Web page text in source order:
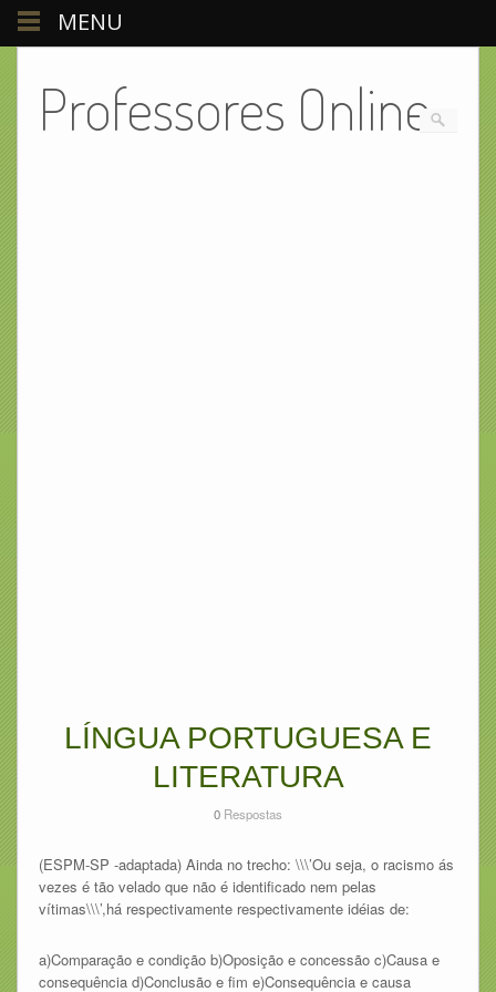
Professores Online
LÍNGUA PORTUGUESA E
LITERATURA
0 Respostas
(ESPM-SP -adaptada) Ainda no trecho: \\\’Ou seja, o racismo ás
vezes é tão velado que não é identificado nem pelas
vítimas\\\’,há respectivamente respectivamente idéias de:
a)Comparação e condição b)Oposição e concessão c)Causa e
consequência d)Conclusão e fim e)Consequência e causa
MENU